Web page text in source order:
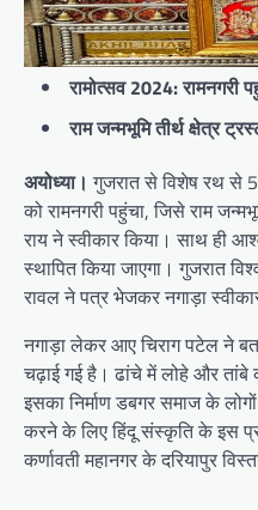
रामोत्सव 2024: रामनगरी
राम जन्मभूमि तीर्थ क्षेत्र
अयोध्या। गुजरात से विशेष रथ से
को रामनगरी पहुंचा, जिसे राम
राय ने स्वीकार किया। साथ ही
स्थापित किया जाएगा। गुजरात
रावल ने पत्र भेजकर नगाड़ा
नगाड़ा लेकर आए चिराग पटेल ने
चढ़ाई गई है। ढांचे में लोहे और तांबे
इसका निर्माण डबगर समाज के
करने के लिए हिंदू संस्कृति के इस
कर्णावती महानगर के दरियापुर